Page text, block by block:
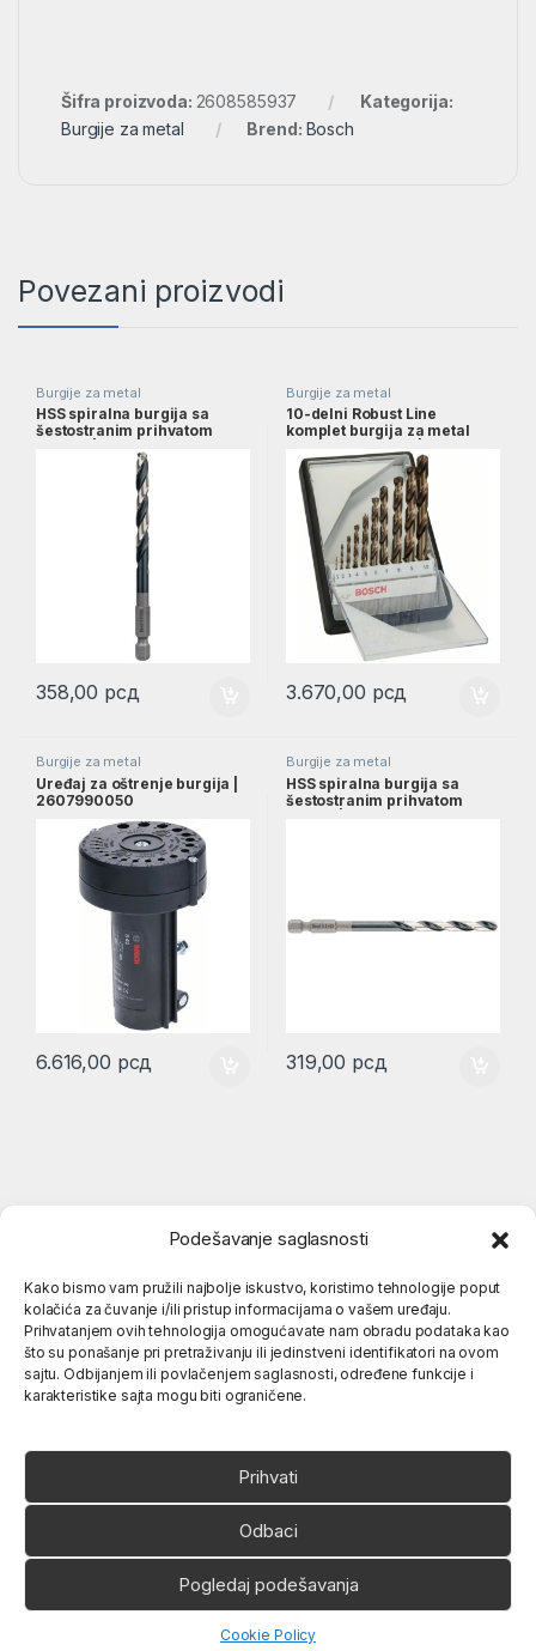
Podešavanje saglasnosti
Kako bismo vam pružili najbolje iskustvo, koristimo tehnologije poput
kolačića za čuvanje i/ili pristup informacijama o vašem uređaju.
Prihvatanjem ovih tehnologija omogućavate nam obradu podataka kao
što su ponašanje pri pretraživanju ili jedinstveni identifikatori na ovom
sajtu. Odbijanjem ili povlačenjem saglasnosti, određene funkcije i
karakteristike sajta mogu biti ograničene.
Prihvati
Odbaci
Pogledaj podešavanja
Cookie Policy
Šifra proizvoda: 2608585937
Kategorija:
Burgije za metal
Brend: Bosch
Povezani proizvodi
Burgije za metal
HSS spiralna burgija sa
šestostranim prihvatom
6,0mm | 2608577058
358,00 рсд
Burgije za metal
10-delni Robust Line
komplet burgija za metal
HSS-Co, 1–10 mm |
2607019925
3.670,00 рсд
Burgije za metal
Uređaj za oštrenje burgija |
2607990050
6.616,00 рсд
Burgije za metal
HSS spiralna burgija sa
šestostranim prihvatom
319,00 рсд
Popularne kategorije
O nama
Ukoliko imate neko pitanje,
slobodno nas pozovite
066 80 81 263